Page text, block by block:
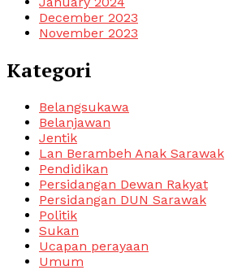
December 2023
November 2023
Kategori
Belangsukawa
Belanjawan
Jentik
Lan Berambeh Anak Sarawak
Pendidikan
Persidangan Dewan Rakyat
Persidangan DUN Sarawak
Politik
Sukan
Ucapan perayaan
Umum